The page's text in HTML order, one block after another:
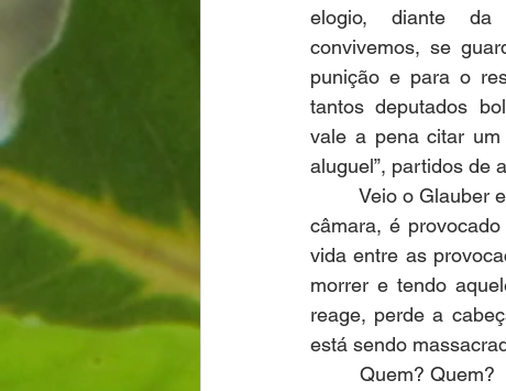
elogio, diante
convivemos, se
punição e para o
tantos deputados
vale a pena citar
aluguel”, partidos de
Veio o Glauber e
câmara, é
vida entre as
morrer e tendo
reage, perde a
está sendo
Quem? Quem?